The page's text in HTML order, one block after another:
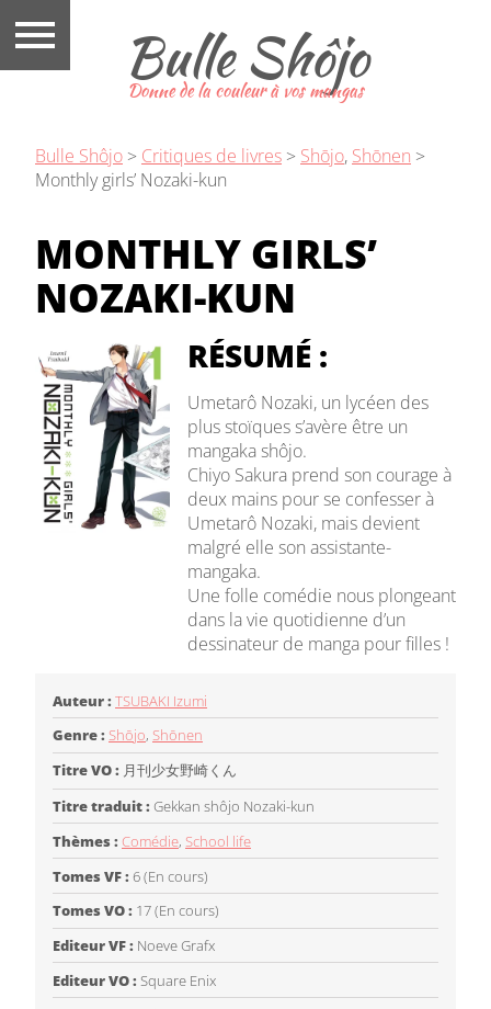
Bulle Shôjo
Donne de la couleur à vos mangas
Bulle Shôjo > Critiques de livres > Shōjo, Shōnen >
Monthly girls’ Nozaki-kun
MONTHLY GIRLS’
NOZAKI-KUN
RÉSUMÉ :
Umetarô Nozaki, un lycéen des
plus stoïques s’avère être un
mangaka shôjo.
Chiyo Sakura prend son courage à
deux mains pour se confesser à
Umetarô Nozaki, mais devient
malgré elle son assistante-
mangaka.
Une folle comédie nous plongeant
dans la vie quotidienne d’un
dessinateur de manga pour filles !
Auteur : TSUBAKI Izumi
Genre : Shōjo, Shōnen
Titre VO : 月刊少女野崎くん
Titre traduit : Gekkan shôjo Nozaki-kun
Thèmes : Comédie, School life
Tomes VF : 6 (En cours)
Tomes VO : 17 (En cours)
Editeur VF : Noeve Grafx
Editeur VO : Square Enix